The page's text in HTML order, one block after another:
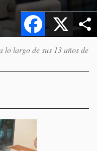
X
Facebook
lo largo de sus 13 años de